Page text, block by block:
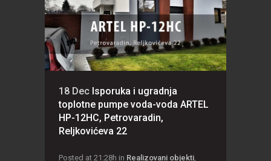
18 Dec Isporuka i ugradnja
toplotne pumpe voda-voda ARTEL
HP-12HC, Petrovaradin,
Reljkovićeva 22
Posted at 21:28h in Realizovani objekti,